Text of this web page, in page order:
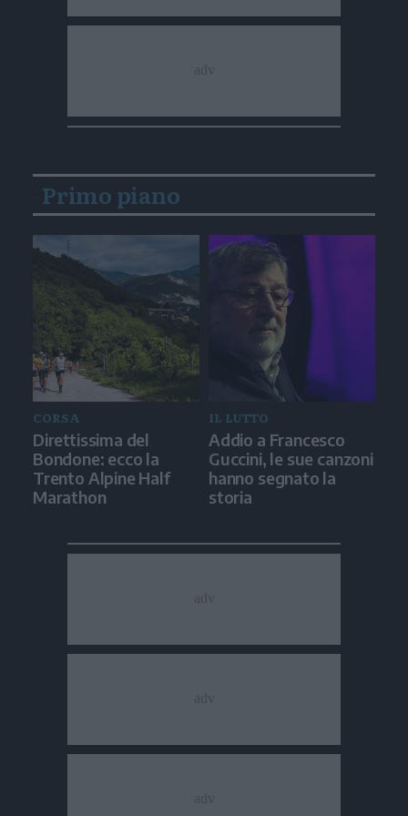
Primo piano
CORSA
Direttissima del
Bondone: ecco la
Trento Alpine Half
Marathon
IL LUTTO
Addio a Francesco
Guccini, le sue canzoni
hanno segnato la
storia